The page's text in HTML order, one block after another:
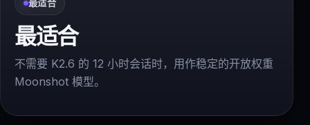
最适合
最适合
不需要 K2.6 的 12 小时会话时，用作稳定的开放权重
Moonshot 模型。